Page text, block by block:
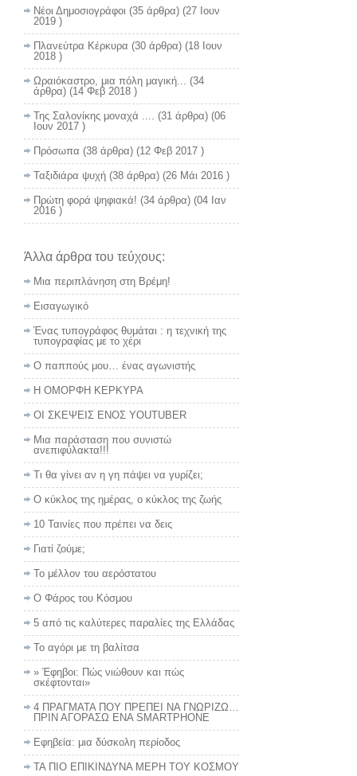
Νέοι Δημοσιογράφοι (35 άρθρα) (27 Ιουν
2019 )
Πλανεύτρα Κέρκυρα (30 άρθρα) (18 Ιουν
2018 )
Ωραιόκαστρο, μια πόλη μαγική...
(34
άρθρα) (14 Φεβ 2018 )
Της Σαλονίκης μοναχά ....
(31 άρθρα) (06
Ιουν 2017 )
Πρόσωπα (38 άρθρα) (12 Φεβ 2017 )
Ταξιδιάρα ψυχή (38 άρθρα) (26 Μάι 2016 )
Πρώτη φορά ψηφιακά! (34 άρθρα) (04 Ιαν
2016 )
Άλλα άρθρα του τεύχους:
Μια περιπλάνηση στη Βρέμη!
Εισαγωγικό
Ένας τυπογράφος θυμάται : η τεχνική της
τυπογραφίας με το χέρι
Ο παππούς μου… ένας αγωνιστής
Η ΟΜΟΡΦΗ ΚΕΡΚΥΡΑ
ΟΙ ΣΚΕΨΕΙΣ ΕΝΟΣ YOUTUBER
Μια παράσταση που συνιστώ
ανεπιφύλακτα!!!
Τι θα γίνει αν η γη πάψει να γυρίζει;
Ο κύκλος της ημέρας, ο κύκλος της ζωής
10 Ταινίες που πρέπει να δεις
Γιατί ζούμε;
Το μέλλον του αερόστατου
Ο Φάρος του Κόσμου
5 από τις καλύτερες παραλίες της Ελλάδας
Το αγόρι με τη βαλίτσα
» Έφηβοι: Πώς νιώθουν και πώς
σκέφτονται»
4 ΠΡΑΓΜΑΤΑ ΠΟΥ ΠΡΕΠΕΙ ΝΑ ΓΝΩΡΙΖΩ…
ΠΡΙΝ ΑΓΟΡΑΣΩ ΕΝΑ SMARTPHONE
Εφηβεία: μια δύσκολη περίοδος
ΤΑ ΠΙΟ ΕΠΙΚΙΝΔΥΝΑ ΜΕΡΗ ΤΟΥ ΚΟΣΜΟΥ